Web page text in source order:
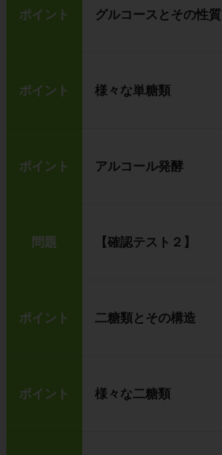
ポイント グルコースとその性質
ポイント 様々な単糖類
ポイント アルコール発酵
問題 【確認テスト２】
ポイント 二糖類とその構造
ポイント 様々な二糖類